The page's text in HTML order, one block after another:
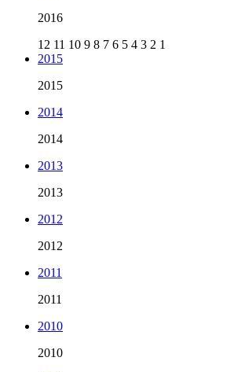
2016
12 11 10 9 8 7 6 5 4 3 2 1
2015
2015
2014
2014
2013
2013
2012
2012
2011
2011
2010
2010